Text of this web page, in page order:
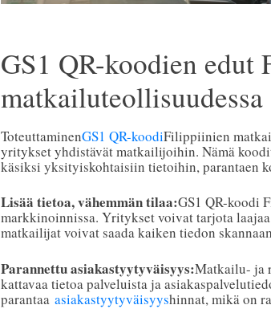
GS1 QR-koodien
matkailuteollisuudessa
ToteuttaminenGS1 QR-koodiFilippiinien
yritykset yhdistävät matkailijoihin. Nämä
käsiksi yksityiskohtaisiin tietoihin, parantaen
Lisää tietoa, vähemmän tilaa:GS1 QR-koodi
markkinoinnissa. Yritykset voivat tarjota
matkailijat voivat saada kaiken tiedon
Parannettu asiakastyytyväisyys:Matkailu- ja
kattavaa tietoa palveluista ja
parantaa asiakastyytyväisyyshinnat, mikä on